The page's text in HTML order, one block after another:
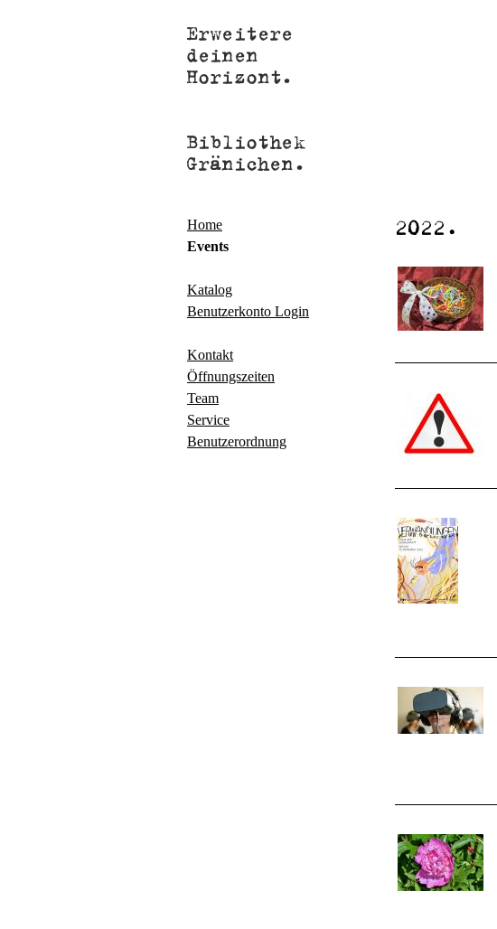
Home
Events
Katalog
Benutzerkonto Login
Kontakt
Öffnungszeiten
Team
Service
Benutzerordnung
2022.